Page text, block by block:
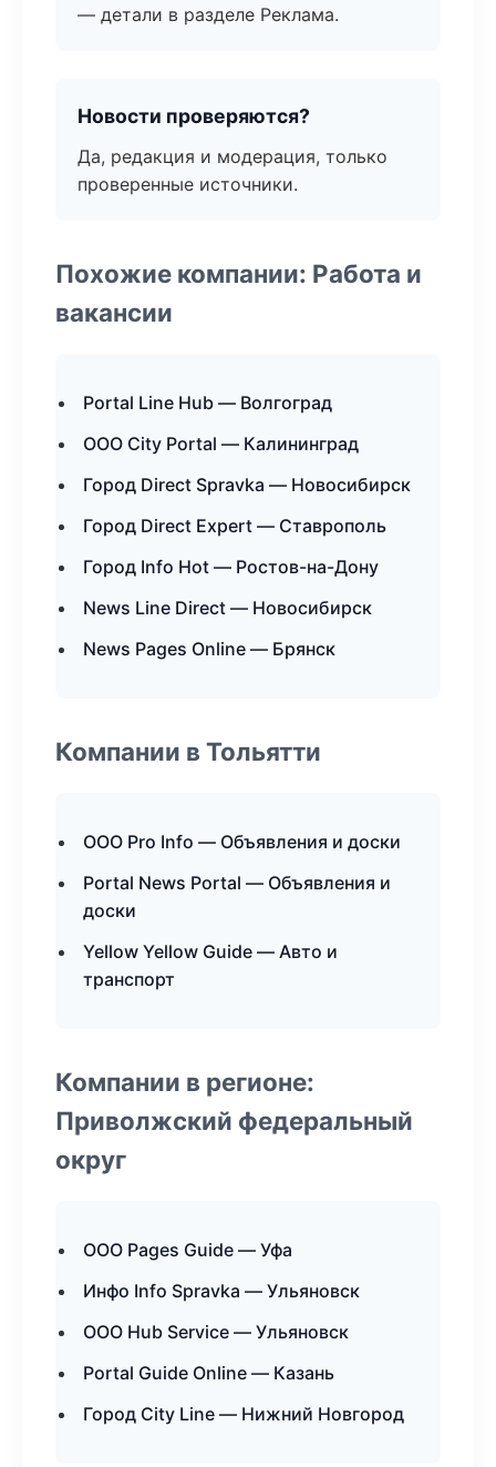
— детали в разделе Реклама.
Новости проверяются?
Да, редакция и модерация, только
проверенные источники.
Похожие компании: Работа и
вакансии
Portal Line Hub — Волгоград
ООО City Portal — Калининград
Город Direct Spravka — Новосибирск
Город Direct Expert — Ставрополь
Город Info Hot — Ростов-на-Дону
News Line Direct — Новосибирск
News Pages Online — Брянск
Компании в Тольятти
ООО Pro Info — Объявления и доски
Portal News Portal — Объявления и
доски
Yellow Yellow Guide — Авто и
транспорт
Компании в регионе:
Приволжский федеральный
округ
ООО Pages Guide — Уфа
Инфо Info Spravka — Ульяновск
ООО Hub Service — Ульяновск
Portal Guide Online — Казань
Город City Line — Нижний Новгород